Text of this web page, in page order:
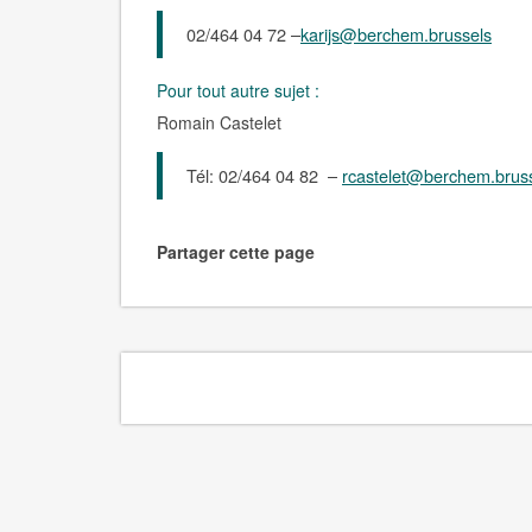
02/464 04 72 –karijs@berchem.brussels
Pour tout autre sujet :
Romain Castelet
Tél: 02/464 04 82 –
Partager cette page